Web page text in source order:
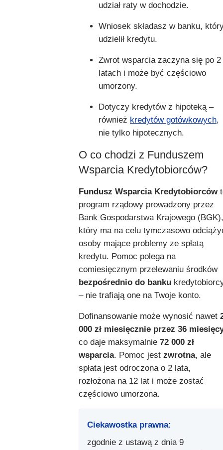
udział raty w dochodzie.
Wniosek składasz w banku,
udzielił kredytu.
Zwrot wsparcia zaczyna się po 2
latach i może być częściowo
umorzony.
Dotyczy kredytów z hipoteką –
również kredytów gotówkowych,
nie tylko hipotecznych.
O co chodzi z Funduszem
Wsparcia Kredytobiorców?
Fundusz Wsparcia Kredytobiorców
program rządowy prowadzony przez
Bank Gospodarstwa Krajowego (BGK),
który ma na celu tymczasowo
osoby mające problemy ze spłatą
kredytu. Pomoc polega na
comiesięcznym przelewaniu środków
bezpośrednio do banku
– nie trafiają one na Twoje konto.
Dofinansowanie może wynosić nawet
000 zł miesięcznie przez 36
co daje maksymalnie 72 000 zł
wsparcia. Pomoc jest zwrotna, ale
spłata jest odroczona o 2 lata,
rozłożona na 12 lat i może zostać
częściowo umorzona.
Ciekawostka prawna:
zgodnie z ustawą z dnia 9